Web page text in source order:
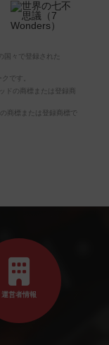
々で登録された
です。
ドの商標または登録商
商標または登録商標で
運営者情報